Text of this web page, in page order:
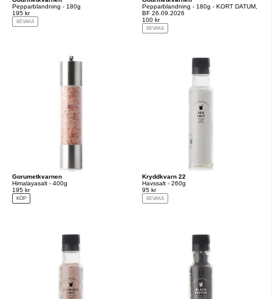
Pepparblandning - 180g
195 kr
BEVAKA
Pepparblandning - 180g - KORT DATUM,
BF 26.09.2026
100 kr
BEVAKA
Gorumetkvarnen
Himalayasalt - 400g
195 kr
KÖP
Kryddkvarn 22
Havssalt - 260g
95 kr
BEVAKA